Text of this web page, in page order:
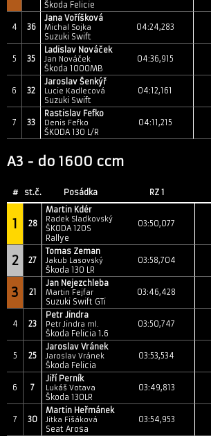
Škoda Felicie
4 36
Jana Voříšková
Michal Sojka
Suzuki Swift
04:24,283
5 35
Ladislav Nováček
Jan Nováček
Škoda 1000MB
04:36,915
6 32
Jaroslav Šenkýř
Lucie Kadlecová
Suzuki Swift
04:12,161
7 33
Rastislav Fefko
Denis Fefko
ŠKODA 130 L/R
04:11,215
A3 - do 1600 ccm
# st.č. Posádka RZ 1
1 28
Martin Kdér
Radek Sladkovský
ŠKODA 120S
Rallye
03:50,077
2 27
Tomas Zeman
Jakub Lasovský
Škoda 130 LR
03:58,704
3 21
Jan Nejezchleba
Martin Fejfar
Suzuki Swift GTi
03:46,428
4 23
Petr Jindra
Petr Jindra ml.
Škoda Felicia 1.6
03:50,747
5 25
Jaroslav Vránek
Jaroslav Vránek
Škoda Felicia
03:53,534
6 7
Jiří Perník
Lukáš Votava
Škoda 130LR
03:49,813
7 30
Martin Heřmánek
Jitka Fišáková
Seat Arosa
03:54,953